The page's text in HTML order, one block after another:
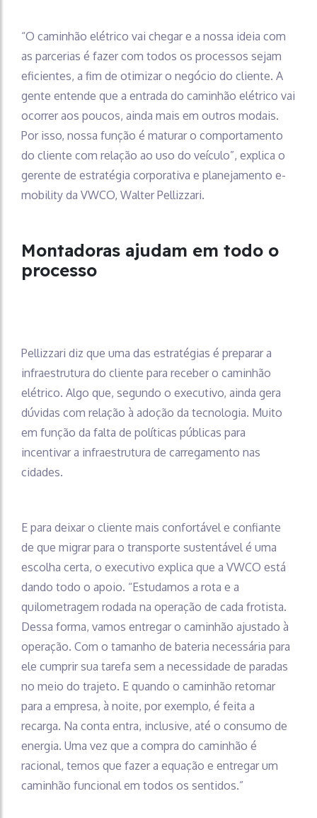
“O caminhão elétrico vai chegar e a nossa ideia com
as parcerias é fazer com todos os processos sejam
eficientes, a fim de otimizar o negócio do cliente. A
gente entende que a entrada do caminhão elétrico vai
ocorrer aos poucos, ainda mais em outros modais.
Por isso, nossa função é maturar o comportamento
do cliente com relação ao uso do veículo”, explica o
gerente de estratégia corporativa e planejamento e-
mobility da VWCO, Walter Pellizzari.
Montadoras ajudam em todo o
processo
Pellizzari diz que uma das estratégias é preparar a
infraestrutura do cliente para receber o caminhão
elétrico. Algo que, segundo o executivo, ainda gera
dúvidas com relação à adoção da tecnologia. Muito
em função da falta de políticas públicas para
incentivar a infraestrutura de carregamento nas
cidades.
E para deixar o cliente mais confortável e confiante
de que migrar para o transporte sustentável é uma
escolha certa, o executivo explica que a VWCO está
dando todo o apoio. “Estudamos a rota e a
quilometragem rodada na operação de cada frotista.
Dessa forma, vamos entregar o caminhão ajustado à
operação. Com o tamanho de bateria necessária para
ele cumprir sua tarefa sem a necessidade de paradas
no meio do trajeto. E quando o caminhão retornar
para a empresa, à noite, por exemplo, é feita a
recarga. Na conta entra, inclusive, até o consumo de
energia. Uma vez que a compra do caminhão é
racional, temos que fazer a equação e entregar um
caminhão funcional em todos os sentidos.”